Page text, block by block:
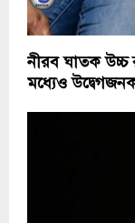
নীরব ঘাতক উচ্চ
মধ্যেও